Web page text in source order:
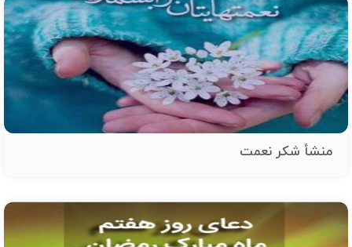
منشأ شکر نعمت